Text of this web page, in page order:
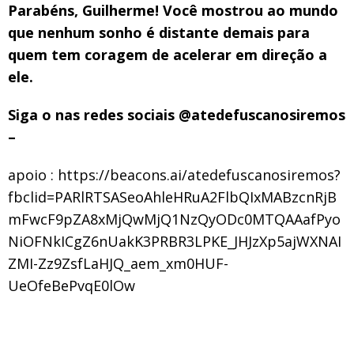
Parabéns, Guilherme! Você mostrou ao mundo
que nenhum sonho é distante demais para
quem tem coragem de acelerar em direção a
ele.
Siga o nas redes sociais @atedefuscanosiremos
–
apoio : https://beacons.ai/atedefuscanosiremos?
fbclid=PARlRTSASeoAhleHRuA2FlbQIxMABzcnRjB
mFwcF9pZA8xMjQwMjQ1NzQyODc0MTQAAafPyo
NiOFNkICgZ6nUakK3PRBR3LPKE_JHJzXp5ajWXNAI
ZMI-Zz9ZsfLaHJQ_aem_xm0HUF-
UeOfeBePvqE0lOw